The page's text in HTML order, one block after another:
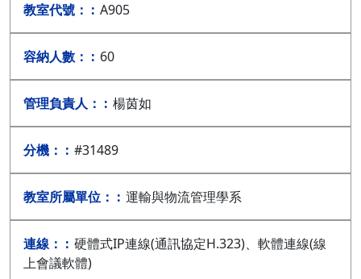
A905
60
楊茵如
#31489
運輸與物流管理學系
硬體式IP連線(通訊協定H.323)、軟體連線(線
上會議軟體)